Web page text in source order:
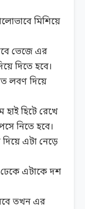
মিশিয়ে
ভেজে এর
দিতে হবে।
লবণ দিয়ে
হিটে রেখে
নিতে হবে।
এটা নেড়ে
এটাকে দশ
তখন এর